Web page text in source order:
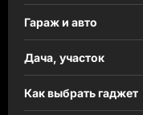
Гараж и авто
Дача, участок
Как выбрать гаджет